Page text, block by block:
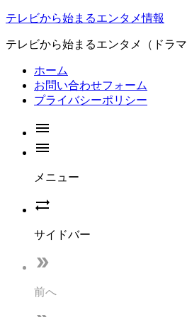
テレビから始まるエンタメ情報
テレビから始まるエンタメ（ドラ
ホーム
お問い合わせフォーム
プライバシーポリシー


メニュー

サイドバー

前へ